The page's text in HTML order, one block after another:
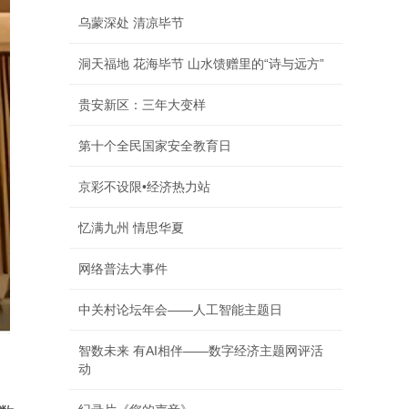
乌蒙深处 清凉毕节
洞天福地 花海毕节 山水馈赠里的“诗与远方”
贵安新区：三年大变样
第十个全民国家安全教育日
京彩不设限•经济热力站
忆满九州 情思华夏
网络普法大事件
中关村论坛年会——人工智能主题日
智数未来 有AI相伴——数字经济主题网评活
动